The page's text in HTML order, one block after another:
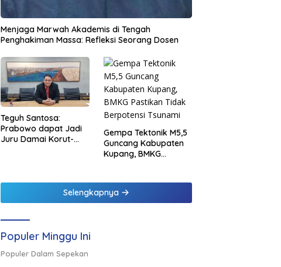
Menjaga Marwah Akademis di Tengah
Penghakiman Massa: Refleksi Seorang Dosen
Teguh Santosa:
Prabowo dapat Jadi
Juru Damai Korut-
Gempa Tektonik M5,5
Guncang Kabupaten
Kupang, BMKG
Selengkapnya
Populer Minggu Ini
Populer Dalam Sepekan